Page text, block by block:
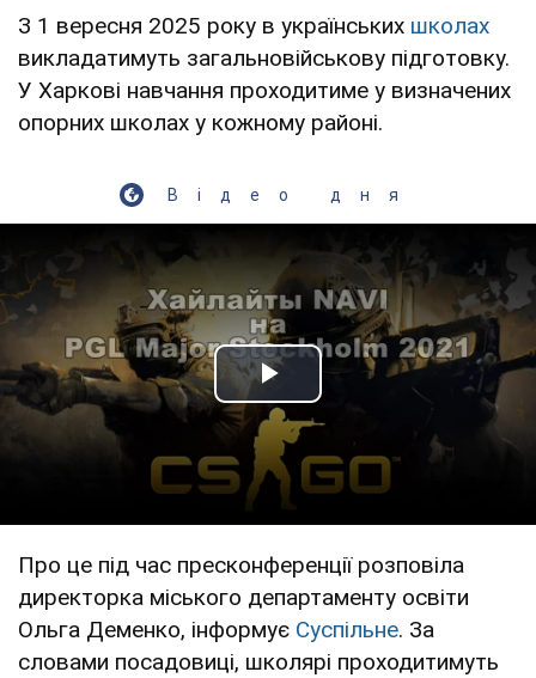
З 1 вересня 2025 року в українських школах
викладатимуть загальновійськову підготовку.
У Харкові навчання проходитиме у визначених
опорних школах у кожному районі.
Відео дня
Play Video
Про це під час пресконференції розповіла
директорка міського департаменту освіти
Ольга Деменко, інформує Суспільне. За
словами посадовиці, школярі проходитимуть